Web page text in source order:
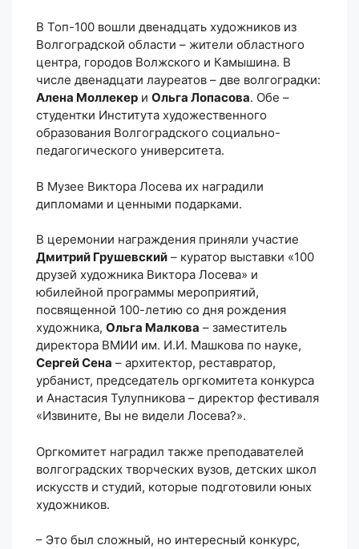
В Топ-100 вошли двенадцать художников из
Волгоградской области – жители областного
центра, городов Волжского и Камышина. В
числе двенадцати лауреатов – две волгоградки:
Алена Моллекер и Ольга Лопасова. Обе –
студентки Института художественного
образования Волгоградского социально-
педагогического университета.
В Музее Виктора Лосева их наградили
дипломами и ценными подарками.
В церемонии награждения приняли участие
Дмитрий Грушевский – куратор выставки «100
друзей художника Виктора Лосева» и
юбилейной программы мероприятий,
посвященной 100-летию со дня рождения
художника, Ольга Малкова – заместитель
директора ВМИИ им. И.И. Машкова по науке,
Сергей Сена – архитектор, реставратор,
урбанист, председатель оргкомитета конкурса
и Анастасия Тулупникова – директор фестиваля
«Извините, Вы не видели Лосева?».
Оргкомитет наградил также преподавателей
волгоградских творческих вузов, детских школ
искусств и студий, которые подготовили юных
художников.
– Это был сложный, но интересный конкурс,